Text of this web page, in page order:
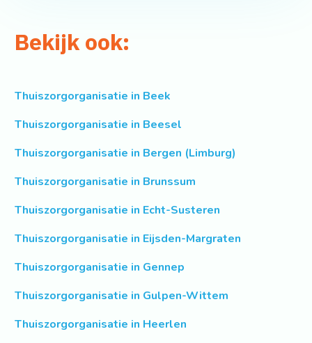
Bekijk ook:
Thuiszorgorganisatie in Beek
Thuiszorgorganisatie in Beesel
Thuiszorgorganisatie in Bergen (Limburg)
Thuiszorgorganisatie in Brunssum
Thuiszorgorganisatie in Echt-Susteren
Thuiszorgorganisatie in Eijsden-Margraten
Thuiszorgorganisatie in Gennep
Thuiszorgorganisatie in Gulpen-Wittem
Thuiszorgorganisatie in Heerlen